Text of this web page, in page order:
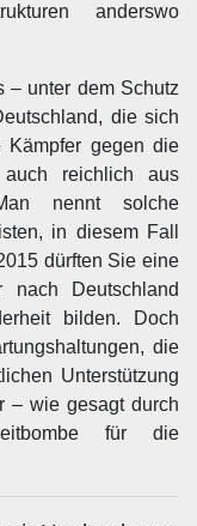
anderswo
– unter dem Schutz
die sich
Kämpfer gegen die
reichlich aus
nennt solche
in diesem Fall
dürften Sie eine
Deutschland
bilden. Doch
die
Unterstützung
– wie gesagt durch
für die